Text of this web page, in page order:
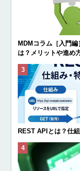
MDMコラム［入門
は？メリットや進め
REST APIとは？仕